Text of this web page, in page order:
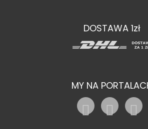
DOSTAWA 1zł
MY NA